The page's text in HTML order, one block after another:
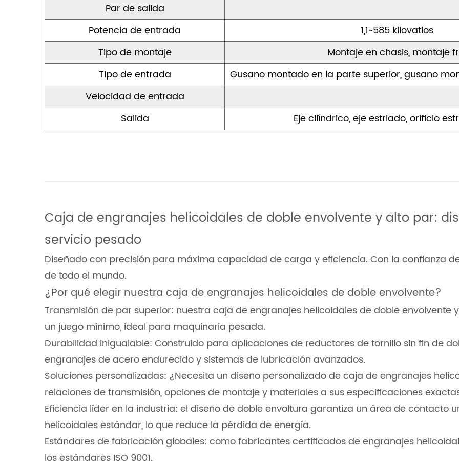
Par de salida
Potencia de entrada
1,1~585 kilovatios
Tipo de montaje
Montaje en chasis, montaje
Tipo de entrada
Gusano montado en la parte superior, gusano
Velocidad de entrada
Salida
Eje cilíndrico, eje estriado, orificio
Caja de engranajes helicoidales de doble envolvente y alto par:
servicio pesado
Diseñado con precisión para máxima capacidad de carga y eficiencia. Con la confianza
de todo el mundo.
¿Por qué elegir nuestra caja de engranajes helicoidales de doble envolvente?
Transmisión de par superior: nuestra caja de engranajes helicoidales de doble
un juego mínimo, ideal para maquinaria pesada.
Durabilidad inigualable: Construido para aplicaciones de reductores de tornillo sin fin de
engranajes de acero endurecido y sistemas de lubricación avanzados.
Soluciones personalizadas: ¿Necesita un diseño personalizado de caja de engranajes
relaciones de transmisión, opciones de montaje y materiales a sus especificaciones
Eficiencia líder en la industria: el diseño de doble envoltura garantiza un área de contacto
helicoidales estándar, lo que reduce la pérdida de energía.
Estándares de fabricación globales: como fabricantes certificados de engranajes
los estándares ISO 9001.